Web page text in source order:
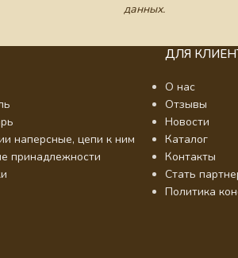
данных.
наперсные, цепи к ним
принадлежности
ДЛЯ
О нас
Отзывы
Новости
Каталог
Контакты
Стать
Политика